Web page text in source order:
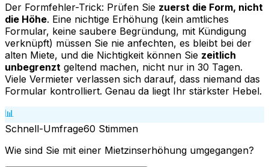
Der Formfehler-Trick: Prüfen Sie zuerst die Form, nicht
die Höhe. Eine nichtige Erhöhung (kein amtliches
Formular, keine saubere Begründung, mit Kündigung
verknüpft) müssen Sie nie anfechten, es bleibt bei der
alten Miete, und die Nichtigkeit können Sie zeitlich
unbegrenzt geltend machen, nicht nur in 30 Tagen.
Viele Vermieter verlassen sich darauf, dass niemand das
Formular kontrolliert. Genau da liegt Ihr stärkster Hebel.
📊
Schnell-Umfrage60 Stimmen
Wie sind Sie mit einer Mietzinserhöhung umgegangen?